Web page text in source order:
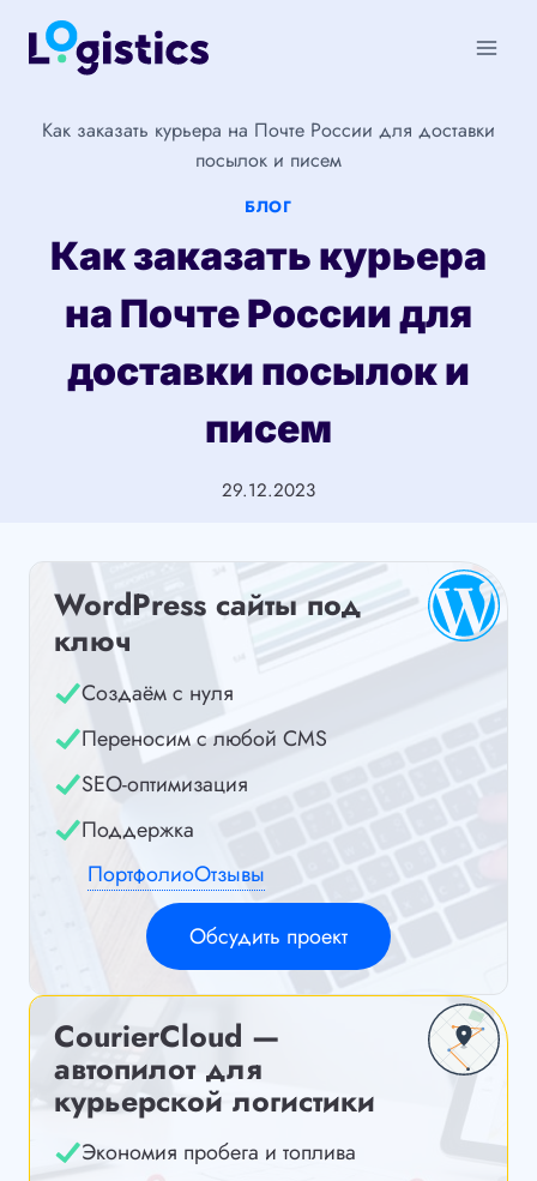
Перейти
Как заказать курьера на Почте России для доставки
посылок и писем
БЛОГ
Как заказать курьера
на Почте России для
доставки посылок и
писем
29.12.2023
WordPress сайты под
ключ
Создаём с нуля
Переносим с любой CMS
SEO-оптимизация
Поддержка
ПортфолиоОтзывы
Обсудить проект
CourierCloud —
автопилот для
курьерской логистики
Экономия пробега и топлива